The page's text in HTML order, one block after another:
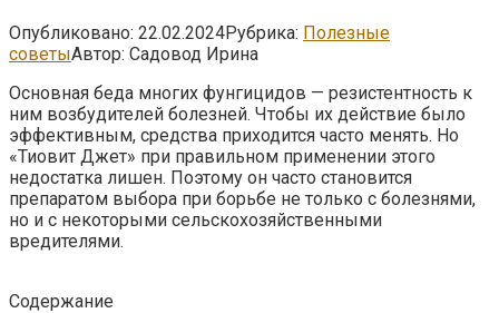
Опубликовано: 22.02.2024Рубрика: Полезные
советыАвтор: Садовод Ирина
Основная беда многих фунгицидов — резистентность к
ним возбудителей болезней. Чтобы их действие было
эффективным, средства приходится часто менять. Но
«Тиовит Джет» при правильном применении этого
недостатка лишен. Поэтому он часто становится
препаратом выбора при борьбе не только с болезнями,
но и с некоторыми сельскохозяйственными
вредителями.
Содержание